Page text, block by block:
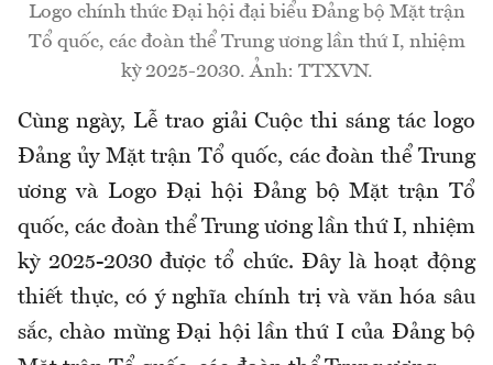
Logo chính thức Đại hội đại biểu Đảng bộ Mặt trận
Tổ quốc, các đoàn thể Trung ương lần thứ I, nhiệm
kỳ 2025-2030. Ảnh: TTXVN.
Cùng ngày, Lễ trao giải Cuộc thi sáng tác logo
Đảng ủy Mặt trận Tổ quốc, các đoàn thể Trung
ương và Logo Đại hội Đảng bộ Mặt trận Tổ
quốc, các đoàn thể Trung ương lần thứ I, nhiệm
kỳ 2025-2030 được tổ chức. Đây là hoạt động
thiết thực, có ý nghĩa chính trị và văn hóa sâu
sắc, chào mừng Đại hội lần thứ I của Đảng bộ